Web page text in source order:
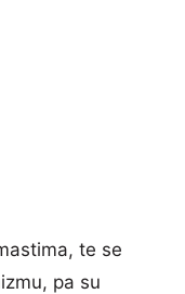
te se
pa su